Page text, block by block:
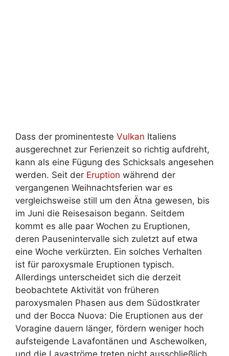
Dass der prominenteste Vulkan Italiens
ausgerechnet zur Ferienzeit so richtig aufdreht,
kann als eine Fügung des Schicksals angesehen
werden. Seit der Eruption während der
vergangenen Weihnachtsferien war es
vergleichsweise still um den Ätna gewesen, bis
im Juni die Reisesaison begann. Seitdem
kommt es alle paar Wochen zu Eruptionen,
deren Pausenintervalle sich zuletzt auf etwa
eine Woche verkürzten. Ein solches Verhalten
ist für paroxysmale Eruptionen typisch.
Allerdings unterscheidet sich die derzeit
beobachtete Aktivität von früheren
paroxysmalen Phasen aus dem Südostkrater
und der Bocca Nuova: Die Eruptionen aus der
Voragine dauern länger, fördern weniger hoch
aufsteigende Lavafontänen und Aschewolken,